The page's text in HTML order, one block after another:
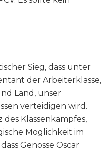
Sieg, dass unter
der Arbeiterklasse,
Land, unser
verteidigen wird.
Klassenkampfes,
Möglichkeit im
Genosse Oscar